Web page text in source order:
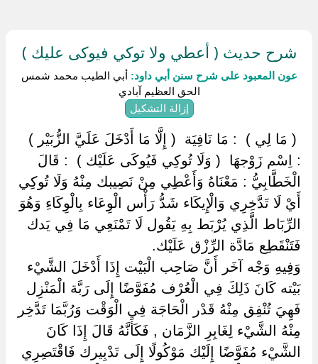
شرح حديث ( أعطي ولا توكي فيوكى عليك )
عون المعبود على شرح سنن أبي داود: أبي الطيب محمد شمس
الحق العظيم آبادي
إزالة التشكيل
‏ ‏( مَا لِي ) ‏ ‏: مَا نَافِيَة ‏ ‏( إِلَّا مَا أَدْخَلَ عَلَيَّ الزُّبَيْر ) ‏
‏: اِسْم زَوْجهَا ‏ ‏( وَلَا تُوكِي فَيُوكَى عَلَيْك ) ‏ ‏: قَالَ
الْخَطَّابِيُّ : مَعْنَاهُ وَأَعْطِي مِنْ نَصِيبك مِنْهُ وَلَا تُوكِي
أَيْ لَا تَدَّخِرِي وَالْإِيكَاء شَدُّ رَأْس الْوِعَاء بِالْوِكَاءِ وَهُوَ
الرِّبَاط الَّذِي يُرْبَط بِهِ يَقُول لَا تَمْنَعِي مَا فِي يَدك
فَتَنْقَطِع مَادَّة الرِّزْق عَلَيْك.
وَفِيهِ وَجْه آخَر أَنَّ صَاحِب الْبَيْت إِذَا أَدْخَلَ الشَّيْء
بَيْته كَانَ ذَلِكَ فِي الْعُرْف مُفَوَّضًا إِلَى رَبَّة الْمَنْزِل
فَهِيَ تُنْفِق مِنْهُ قَدْر الْحَاجَة فِي الْوَقْت وَرُبَّمَا تَدَّخِر
مِنْهُ الشَّيْء لِغَابِرِ الزَّمَان , فَكَأَنَّهُ قَالَ إِذَا كَانَ
الشَّيْء مُفَوَّضًا إِلَيْك مَوْكُولًا إِلَى تَدْبِيرك فَاقْتَصِرِي